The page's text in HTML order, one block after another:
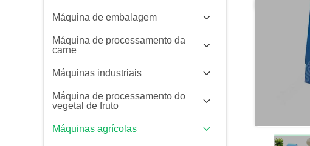
Máquina de embalagem
Máquina de processamento da
carne
Máquinas industriais
Máquina de processamento do
vegetal de fruto
Máquinas agrícolas